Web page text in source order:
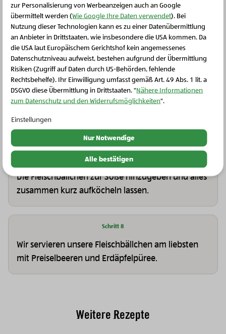
Das Mehl in die Pfanne geben und unter
ständigem Rühren nach und nach den
Schlagobers mit einem Schneebesen einrühren.
Die Soße mit Salz, Pfeffer und einer Prise
Muskatnuss abschmecken. Tipp: Sollte die Soße
von etwas Milch bzw. Wasser ausgleichen.
Schritt 7
Die Fleischbällchen zur Soße hinzugeben und alles
zusammen kurz aufköcheln lassen.
Schritt 8
Wir servieren unsere Fleischbällchen am liebsten
mit Preiselbeeren und Erdäpfelpüree.
Weitere Rezepte
Schließen Sie dieses Feld
zur Personalisierung von Werbeanzeigen auch an Google
übermittelt werden (Wie Google Ihre Daten verwendet). Bei
Nutzung dieser Technologien kann es zu einer Datenübermittlung
an Anbieter in Drittstaaten, wie insbesondere die USA kommen. Da
die USA laut Europäischem Gerichtshof kein angemessenes
Datenschutzniveau aufweist, bestehen aufgrund der Übermittlung
Risiken (Zugriff auf Daten durch US-Behörden, fehlende
Rechtsbehelfe). Ihr Einwilligung umfasst gemäß Art. 49 Abs. 1 lit. a
DSGVO diese Übermittlung in Drittstaaten. "Nähere Informationen
zum Datenschutz und den Widerrufsmöglichkeiten".
Einstellungen
Nur Notwendige
Alle bestätigen